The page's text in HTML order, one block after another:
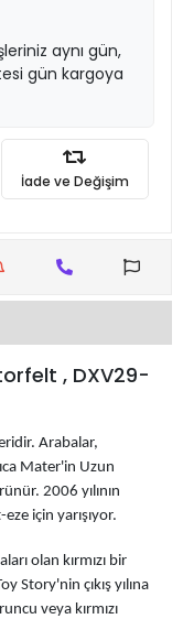
aynı gün,
gün kargoya
İade ve Değişim
, DXV29-
Arabalar,
Mater'in Uzun
2006 yılının
eze için yarışıyor.
olan kırmızı bir
Story'nin çıkış yılına
veya kırmızı